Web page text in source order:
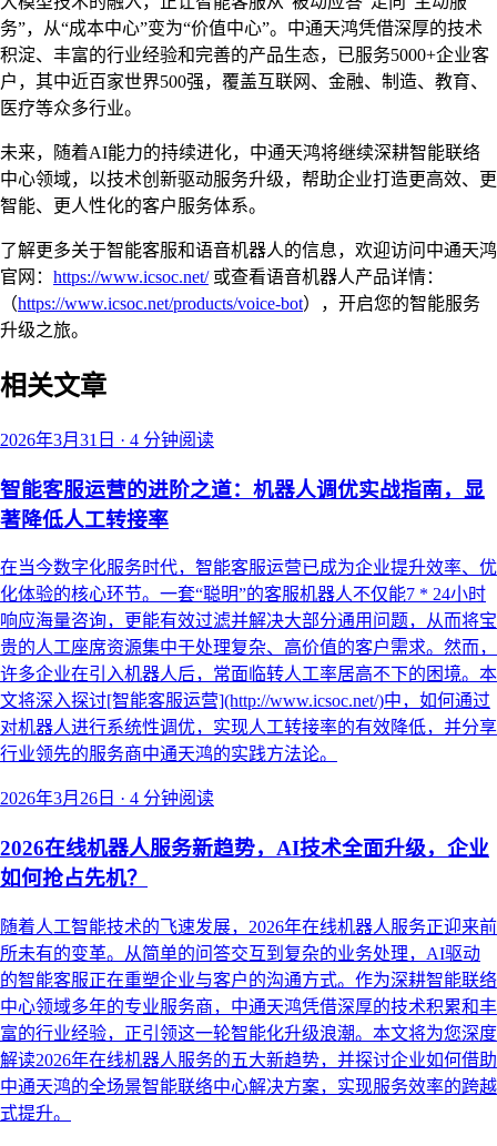
务”，从“成本中心”变为“价值中心”。中通天鸿凭借深厚的技术
积淀、丰富的行业经验和完善的产品生态，已服务5000+企业客
户，其中近百家世界500强，覆盖互联网、金融、制造、教育、
医疗等众多行业。
未来，随着AI能力的持续进化，中通天鸿将继续深耕智能联络
中心领域，以技术创新驱动服务升级，帮助企业打造更高效、更
智能、更人性化的客户服务体系。
了解更多关于智能客服和语音机器人的信息，欢迎访问中通天鸿
官网： https://www.icsoc.net/或查看语音机器人产品详情：
（https://www.icsoc.net/products/voice-bot），开启您的智能服务
升级之旅。
相关文章
2026年3月31日 · 4 分钟阅读
智能客服运营的进阶之道：机器人调优实战指南，显
著降低人工转接率
在当今数字化服务时代，智能客服运营已成为企业提升效率、优
化体验的核心环节。一套“聪明”的客服机器人不仅能7 * 24小时
响应海量咨询，更能有效过滤并解决大部分通用问题，从而将宝
贵的人工座席资源集中于处理复杂、高价值的客户需求。然而，
许多企业在引入机器人后，常面临转人工率居高不下的困境。本
文将深入探讨[智能客服运营](http://www.icsoc.net/)中，如何通过
对机器人进行系统性调优，实现人工转接率的有效降低，并分享
行业领先的服务商中通天鸿的实践方法论。
2026年3月26日 · 4 分钟阅读
2026在线机器人服务新趋势，AI技术全面升级，企业
如何抢占先机？
随着人工智能技术的飞速发展，2026年在线机器人服务正迎来前
所未有的变革。从简单的问答交互到复杂的业务处理，AI驱动
的智能客服正在重塑企业与客户的沟通方式。作为深耕智能联络
中心领域多年的专业服务商，中通天鸿凭借深厚的技术积累和丰
富的行业经验，正引领这一轮智能化升级浪潮。本文将为您深度
解读2026年在线机器人服务的五大新趋势，并探讨企业如何借助
中通天鸿的全场景智能联络中心解决方案，实现服务效率的跨越
式提升。